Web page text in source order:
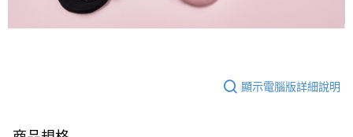
顯示電腦版詳細說明